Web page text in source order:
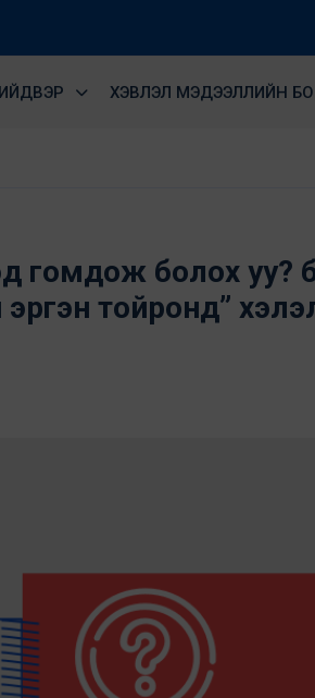
ХЭВЛЭЛ МЭДЭЭЛЛИЙН
гомдож болох уу?
тойронд”